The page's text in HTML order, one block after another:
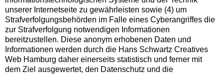
unserer Internetseite zu gewährleisten sowie (4) um
Strafverfolgungsbehörden im Falle eines Cyberangriffes die
zur Strafverfolgung notwendigen Informationen
bereitzustellen. Diese anonym erhobenen Daten und
Informationen werden durch die Hans Schwartz Creatives
Web Hamburg daher einerseits statistisch und ferner mit
dem Ziel ausgewertet, den Datenschutz und die